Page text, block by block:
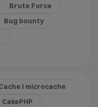
Brute Force
Bug bounty
i microcache
CakePHP